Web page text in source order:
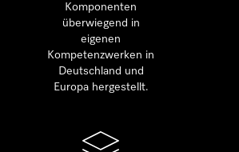
Komponenten
überwiegend in
eigenen
Kompetenzwerken in
Deutschland und
Europa hergestellt.